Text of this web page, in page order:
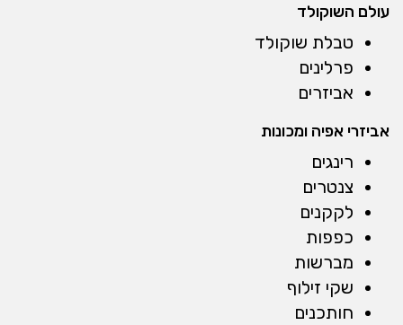
עולם השוקולד
טבלת שוקולד
פרלינים
אביזרים
אביזרי אפיה ומכונות
רינגים
צנטרים
לקקנים
כפפות
מברשות
שקי זילוף
חותכנים